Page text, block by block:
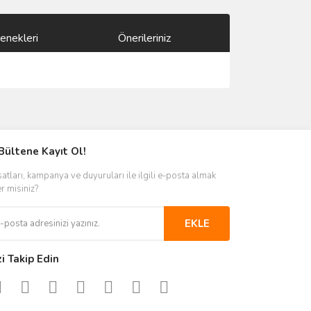
Önerileriniz
Kayıt Ol!
kampanya ve duyuruları ile ilgili e-posta almak
misiniz?
EKLE
Takip Edin